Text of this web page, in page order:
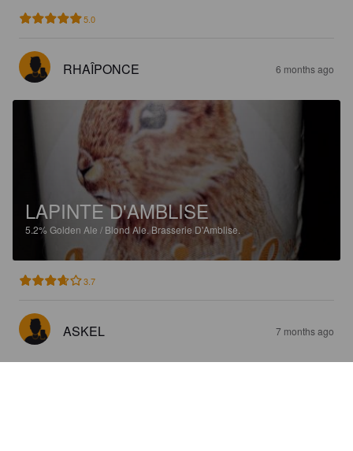
5.0
RHAÎPONCE 6 months ago
LAPINTE D'AMBLISE
5.2% Golden Ale / Blond Ale.Brasserie D'Amblise.
3.7
ASKEL 7 months ago